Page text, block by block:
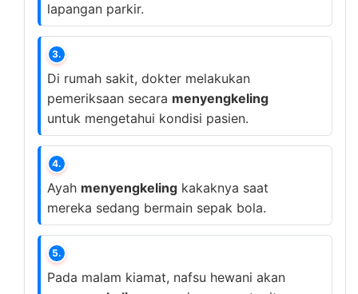
lapangan parkir.
3.
Di rumah sakit, dokter melakukan
pemeriksaan secara menyengkeling
untuk mengetahui kondisi pasien.
4.
Ayah menyengkeling kakaknya saat
mereka sedang bermain sepak bola.
5.
Pada malam kiamat, nafsu hewani akan